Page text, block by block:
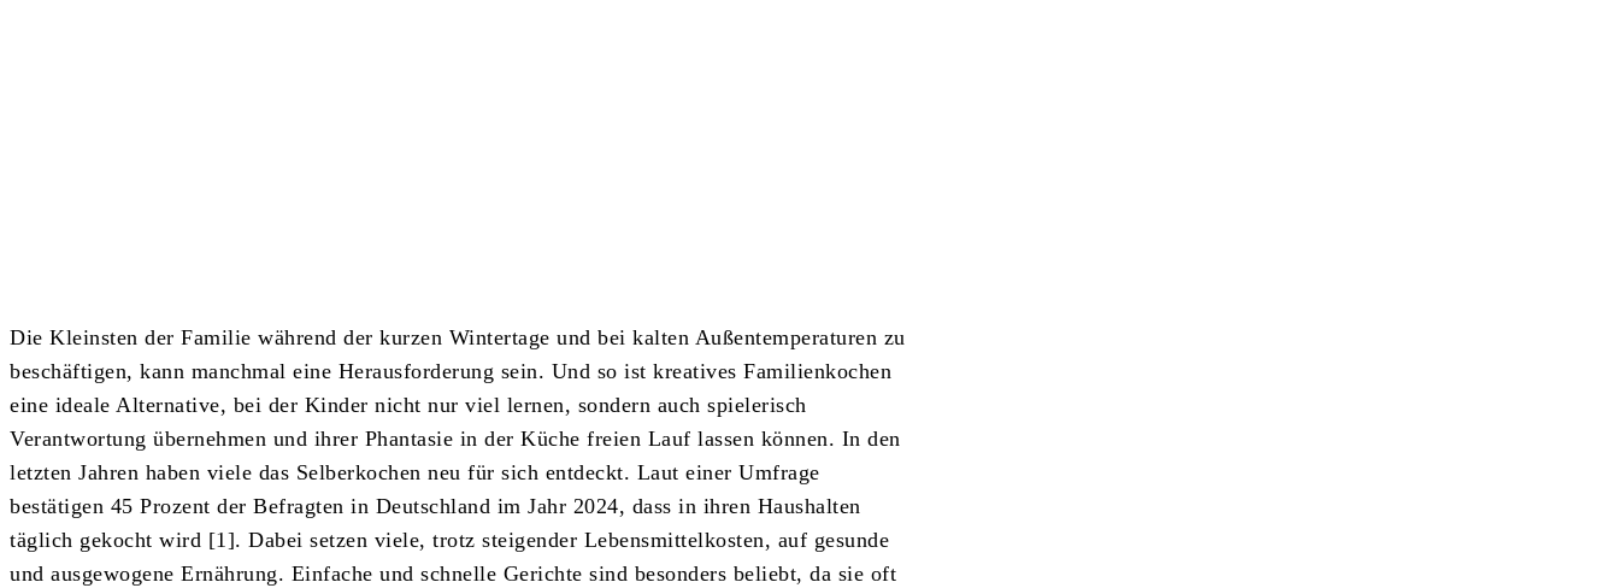
Die Kleinsten der Familie während der kurzen Wintertage und bei kalten Außentemperaturen zu
beschäftigen, kann manchmal eine Herausforderung sein. Und so ist kreatives Familienkochen
eine ideale Alternative, bei der Kinder nicht nur viel lernen, sondern auch spielerisch
Verantwortung übernehmen und ihrer Phantasie in der Küche freien Lauf lassen können. In den
letzten Jahren haben viele das Selberkochen neu für sich entdeckt. Laut einer Umfrage
bestätigen 45 Prozent der Befragten in Deutschland im Jahr 2024, dass in ihren Haushalten
täglich gekocht wird [1]. Dabei setzen viele, trotz steigender Lebensmittelkosten, auf gesunde
und ausgewogene Ernährung. Einfache und schnelle Gerichte sind besonders beliebt, da sie oft